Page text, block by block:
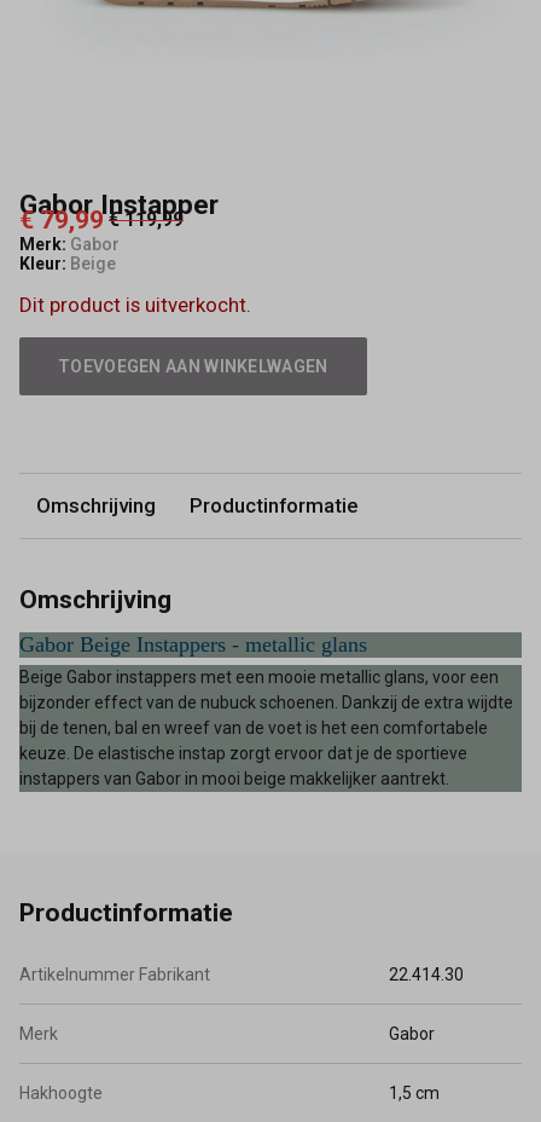
Gabor Instapper
€ 79,99 € 119,99
Merk: Gabor
Kleur: Beige
Dit product is uitverkocht.
TOEVOEGEN AAN WINKELWAGEN
Omschrijving Productinformatie
Omschrijving
Gabor Beige Instappers - metallic glans
Beige Gabor instappers met een mooie metallic glans, voor een
bijzonder effect van de nubuck schoenen. Dankzij de extra wijdte
bij de tenen, bal en wreef van de voet is het een comfortabele
keuze. De elastische instap zorgt ervoor dat je de sportieve
instappers van Gabor in mooi beige makkelijker aantrekt.
Productinformatie
Artikelnummer Fabrikant 22.414.30
Merk Gabor
Hakhoogte 1,5 cm